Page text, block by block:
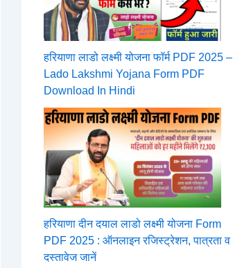
हरियाणा लाडो लक्ष्मी योजना फॉर्म PDF 2025 –
Lado Lakshmi Yojana Form PDF
Download In Hindi
हरियाणा दीन दयाल लाडो लक्ष्मी योजना Form
PDF 2025 : ऑनलाइन रजिस्ट्रेशन, पात्रता व
दस्तावेज जानें